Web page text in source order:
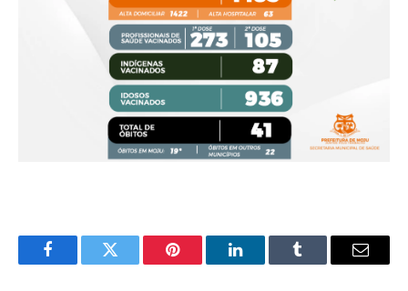
FacebookTwitter Pinterest LinkedInTumblr
E-